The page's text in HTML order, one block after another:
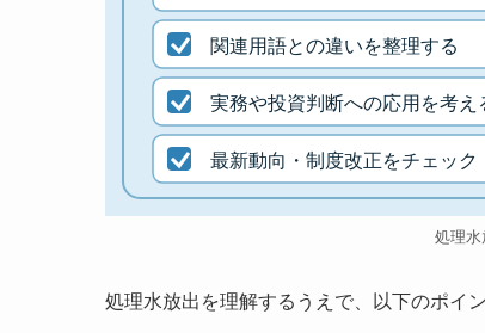
関連用語との違いを整理する
実務や投資判断への応用を考え
最新動向・制度改正をチェック
処理水
処理水放出を理解するうえで、以下のポイ